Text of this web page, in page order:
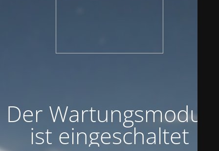
Der Wartungsmodus
ist eingeschaltet